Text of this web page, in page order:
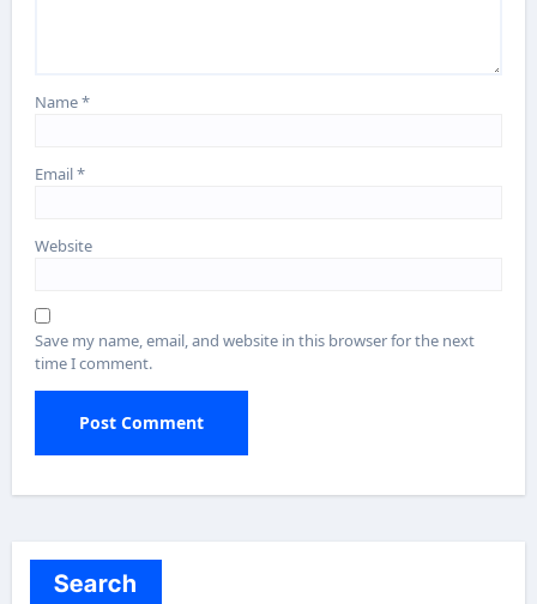
Name*
Email*
Website
Save my name, email, and website in this browser for the next
time I comment.
Search